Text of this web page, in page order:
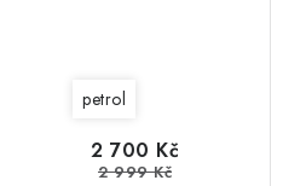
petrol
2 700 Kč
2 999 Kč